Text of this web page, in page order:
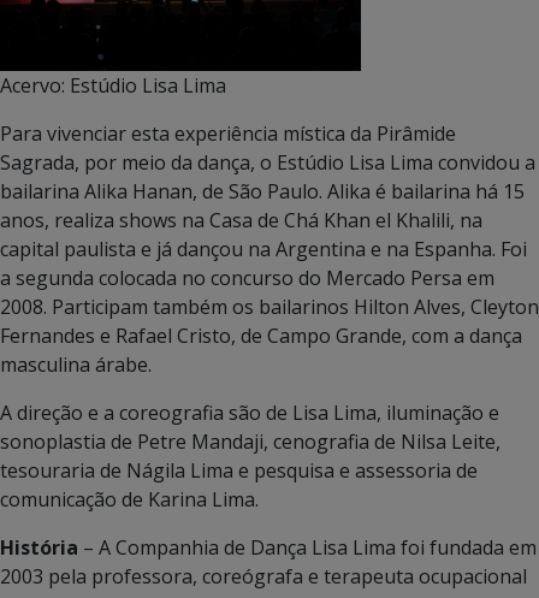
Acervo: Estúdio Lisa Lima
Para vivenciar esta experiência mística da Pirâmide
Sagrada, por meio da dança, o Estúdio Lisa Lima convidou a
bailarina Alika Hanan, de São Paulo. Alika é bailarina há 15
anos, realiza shows na Casa de Chá Khan el Khalili, na
capital paulista e já dançou na Argentina e na Espanha. Foi
a segunda colocada no concurso do Mercado Persa em
2008. Participam também os bailarinos Hilton Alves, Cleyton
Fernandes e Rafael Cristo, de Campo Grande, com a dança
masculina árabe.
A direção e a coreografia são de Lisa Lima, iluminação e
sonoplastia de Petre Mandaji, cenografia de Nilsa Leite,
tesouraria de Nágila Lima e pesquisa e assessoria de
comunicação de Karina Lima.
História – A Companhia de Dança Lisa Lima foi fundada em
2003 pela professora, coreógrafa e terapeuta ocupacional